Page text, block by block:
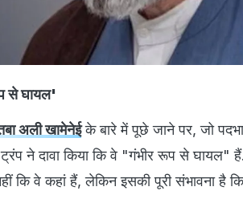
से घायल'
अली खामेनेईके बारे में पूछे जाने पर, जो
ने दावा किया कि वे "गंभीर रूप से घायल"
कि वे कहां हैं, लेकिन इसकी पूरी संभावना है